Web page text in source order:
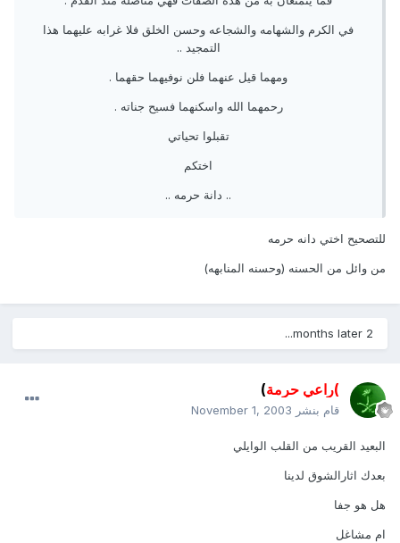
في الكرم والشهامه والشجاعه وحسن الخلق فلا غرابه عليهما هذا
التمجيد ..
ومهما قيل عنهما فلن نوفيهما حقهما .
رحمهما الله واسكنهما فسيح جناته .
تقبلوا تحياتي
اختكم
.. دانة حرمه ..
للتصحيح اختي دانه حرمه
من وائل من الحسنه (وحسنه المنابهه)
2 months later...
)راعي حرمة)
قام بنشر November 1, 2003
البعيد القريب من القلب الوايلي
بعدك اثارالشوق لدينا
هل هو جفا
ام مشاغل